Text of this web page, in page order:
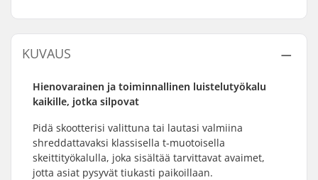
KUVAUS
Hienovarainen ja toiminnallinen luistelutyökalu
kaikille, jotka silpovat
Pidä skootterisi valittuna tai lautasi valmiina
shreddattavaksi klassisella t-muotoisella
skeittityökalulla, joka sisältää tarvittavat avaimet,
jotta asiat pysyvät tiukasti paikoillaan.